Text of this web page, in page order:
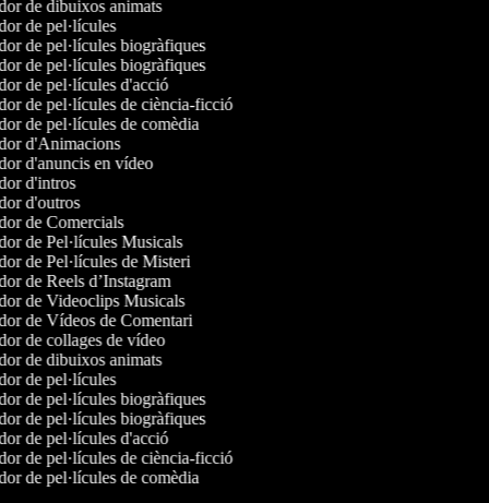
de dibuixos animats
de pel·lícules
de pel·lícules biogràfiques
de pel·lícules biogràfiques
de pel·lícules d'acció
de pel·lícules de ciència-ficció
de pel·lícules de comèdia
d'Animacions
d'anuncis en vídeo
d'intros
d'outros
de Comercials
de Pel·lícules Musicals
de Pel·lícules de Misteri
de Reels d’Instagram
de Videoclips Musicals
de Vídeos de Comentari
de collages de vídeo
de dibuixos animats
de pel·lícules
de pel·lícules biogràfiques
de pel·lícules biogràfiques
de pel·lícules d'acció
de pel·lícules de ciència-ficció
de pel·lícules de comèdia